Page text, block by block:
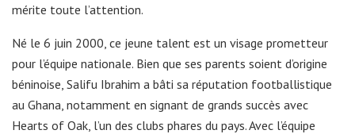
mérite toute l’attention.
Né le 6 juin 2000, ce jeune talent est un visage prometteur
pour l’équipe nationale. Bien que ses parents soient d’origine
béninoise, Salifu Ibrahim a bâti sa réputation footballistique
au Ghana, notamment en signant de grands succès avec
Hearts of Oak, l’un des clubs phares du pays. Avec l’équipe